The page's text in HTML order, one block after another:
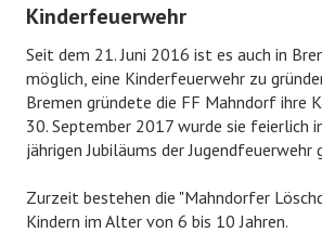
Bildergalerie
KINDERFEUERWEHR
Bildergalerie
Kinderfeuerwehr
Seit dem 21. Juni 2016 ist es auch in
möglich, eine Kinderfeuerwehr zu
Bremen gründete die FF Mahndorf ihre
30. September 2017 wurde sie feierlich
jährigen Jubiläums der Jugendfeuerwehr
Zurzeit bestehen die "Mahndorfer
Kindern im Alter von 6 bis 10 Jahren.